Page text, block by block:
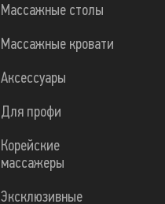
Массажные столы
Массажные кровати
Аксессуары
Для профи
Корейские
массажеры
Эксклюзивные